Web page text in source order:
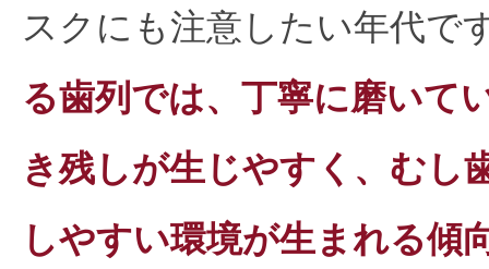
スクにも注意したい年代で
る歯列では、丁寧に磨いて
き残しが生じやすく、むし
しやすい環境が生まれる傾